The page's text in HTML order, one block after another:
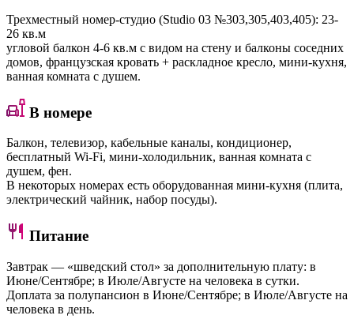
Трехместный номер-студио (Studio 03 №303,305,403,405): 23-
26 кв.м
угловой балкон 4-6 кв.м с видом на стену и балконы соседних
домов, французская кровать + раскладное кресло, мини-кухня,
ванная комната с душем.
В номере
Балкон, телевизор, кабельные каналы, кондиционер,
бесплатный Wi-Fi, мини-холодильник, ванная комната с
душем, фен.
В некоторых номерах есть оборудованная мини-кухня (плита,
электрический чайник, набор посуды).
Питание
Завтрак — «шведский стол» за дополнительную плату: в
Июне/Сентябре; в Июле/Августе на человека в сутки.
Доплата за полупансион в Июне/Сентябре; в Июле/Августе на
человека в день.